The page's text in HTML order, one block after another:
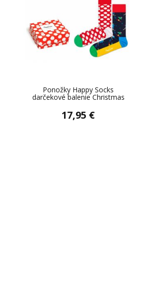
Ponožky Happy Socks
darčekové balenie Christmas
17,95 €